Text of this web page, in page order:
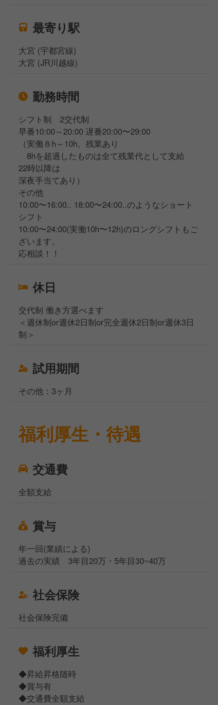
最寄り駅
大宮 (宇都宮線)
大宮 (JR川越線)
勤務時間
シフト制 2交代制
早番10:00～20:00 遅番20:00〜29:00
（実働８h～10h。残業あり
8hを超過したものは全て残業代として支給
22時以降は
深夜手当てあり）
その他
10:00〜16:00.. 18:00〜24:00..のようなショート
シフト
10:00〜24:00(実働10h〜12h)のロングシフトもご
ざいます。
応相談！！
休日
交代制 働き方選べます
＜週休制or週休2日制or完全週休2日制or週休3日
制＞
試用期間
その他：3ヶ月
福利厚生・待遇
交通費
全額支給
賞与
年一回(業績による)
過去の実績 3年目20万・5年目30~40万
社会保険
社会保険完備
福利厚生
◆昇給昇格随時
◆賞与有
◆交通費全額支給